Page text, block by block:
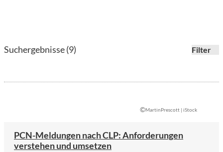
Suchergebnisse (9) Filter
©MartinPrescott | iStock
PCN-Meldungen nach CLP: Anforderungen
verstehen und umsetzen